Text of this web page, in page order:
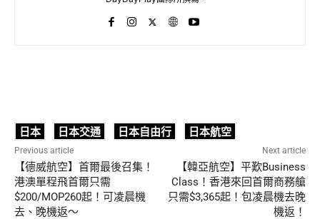
日本 日本交通 日本自由行 日本航空
Previous article
【德威航空】首爾最後召集！
港澳單程飛首爾只需
$200/MOP260起！可凌晨機
去、晚機返～
Next article
【韓亞航空】平歎Business
Class！香港來回首爾商務艙
只需$3,365起！包凌晨機去晚
機返！